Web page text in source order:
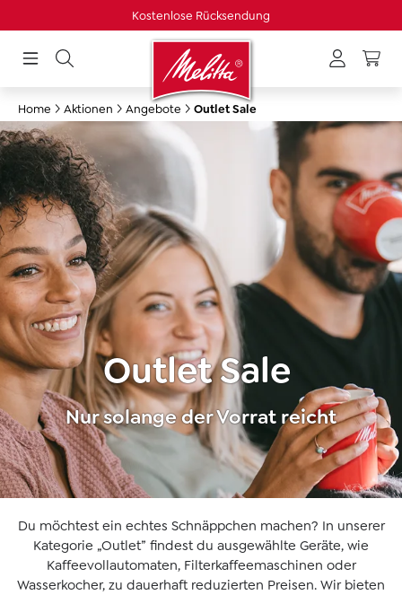
Kostenlose Rücksendung
Home Aktionen Angebote Outlet Sale
Outlet Sale
Nur solange der Vorrat reicht
Du möchtest ein echtes Schnäppchen machen? In unserer
Kategorie „Outlet” findest du ausgewählte Geräte, wie
Kaffeevollautomaten, Filterkaffeemaschinen oder
Wasserkocher, zu dauerhaft reduzierten Preisen. Wir bieten